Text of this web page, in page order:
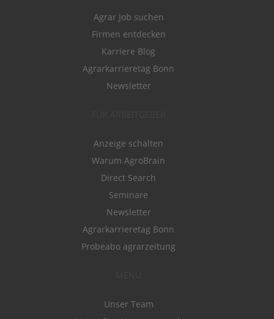
Agrar Job suchen
Firmen entdecken
Karriere Blog
Agrarkarrieretag Bonn
Newsletter
Anzeige schalten
Warum AgroBrain
Direct Search
Seminare
Newsletter
Agrarkarrieretag Bonn
Probeabo agrarzeitung
Unser Team